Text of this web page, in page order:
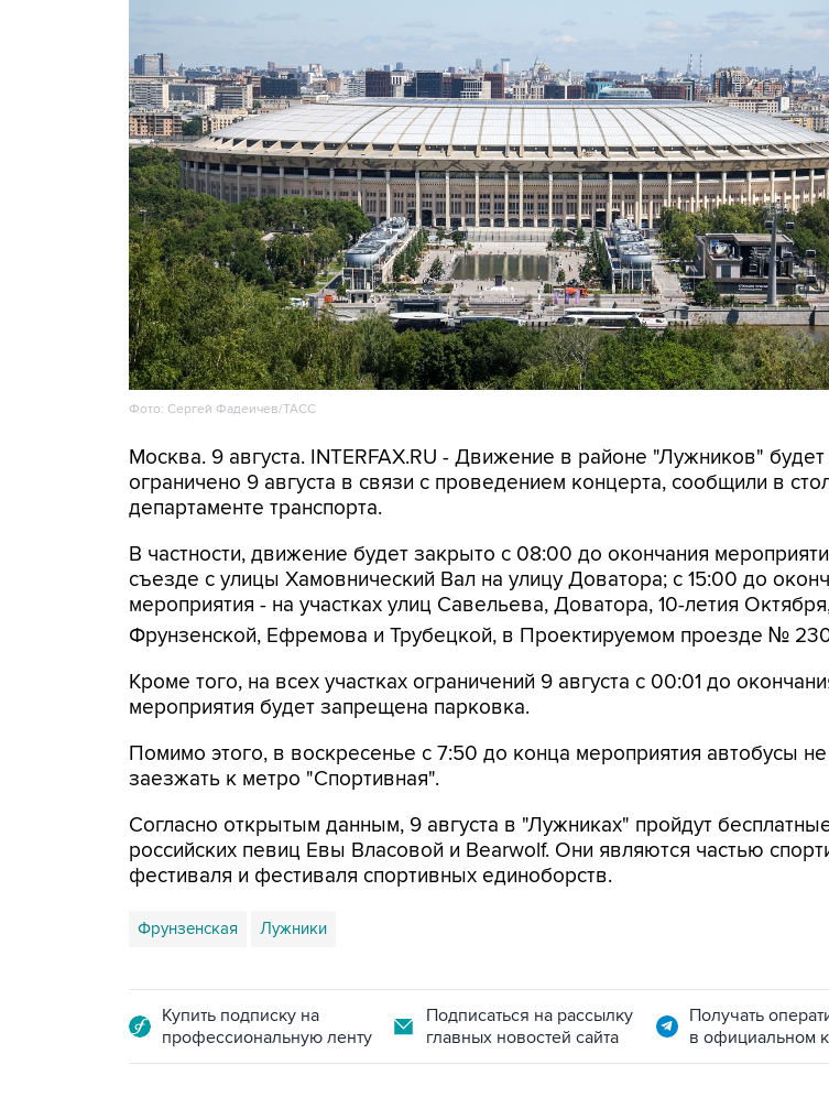
Фото: Сергей Фадеичев/ТАСС
Москва. 9 августа. INTERFAX.RU - Движение в районе "Лужников"
ограничено 9 августа в связи с проведением концерта, сообщили в
департаменте транспорта.
В частности, движение будет закрыто с 08:00 до окончания
съезде с улицы Хамовнический Вал на улицу Доватора; с 15:00 до
мероприятия - на участках улиц Савельева, Доватора, 10-летия
Фрунзенской, Ефремова и Трубецкой, в Проектируемом проезде №
Кроме того, на всех участках ограничений 9 августа с 00:01 до
мероприятия будет запрещена парковка.
Помимо этого, в воскресенье с 7:50 до конца мероприятия автобусы не
заезжать к метро "Спортивная".
Согласно открытым данным, 9 августа в "Лужниках" пройдут
российских певиц Евы Власовой и Bearwolf. Они являются частью
фестиваля и фестиваля спортивных единоборств.
Фрунзенская Лужники
Купить подписку на
профессиональную ленту
Подписаться на рассылку
главных новостей сайта
Получать
в официальном